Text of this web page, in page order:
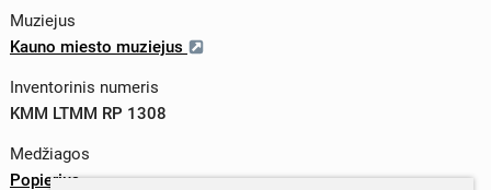
Muziejus
Kauno miesto muziejus
Inventorinis numeris
KMM LTMM RP 1308
Medžiagos
Popierius